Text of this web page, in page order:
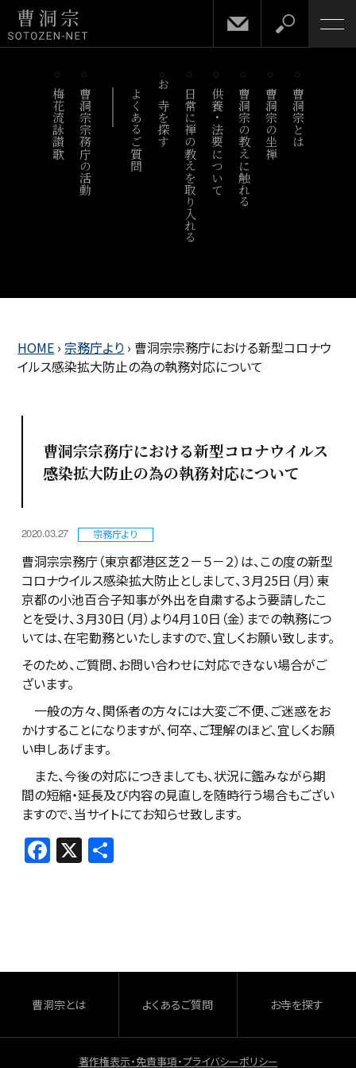
梅花流詠讃歌 曹洞宗宗務庁の活動 よくあるご質問 お寺を探す 日常に禅の教えを取り入れる供養・法要について曹洞宗の教えに触れる 曹洞宗の坐禅 曹洞宗とは
HOME › 宗務庁より › 曹洞宗宗務庁における新型コロナウ
イルス感染拡大防止の為の執務対応について
曹洞宗宗務庁における新型コロナウイルス
感染拡大防止の為の執務対応について
2020.03.27 宗務庁より
曹洞宗宗務庁（東京都港区芝２－５－２）は、この度の新型
コロナウイルス感染拡大防止としまして、３月25日（月）東
京都の小池百合子知事が外出を自粛するよう要請したこ
とを受け、３月30日（月）より4月１0日（金）までの執務につ
いては、在宅勤務といたしますので、宜しくお願い致します。
そのため、ご質問、お問い合わせに対応できない場合がご
ざいます。
一般の方々、関係者の方々には大変ご不便、ご迷惑をお
かけすることになりますが、何卒、ご理解のほど、宜しくお願
い申しあげます。
また、今後の対応につきましても、状況に鑑みながら期
間の短縮・延長及び内容の見直しを随時行う場合もござい
ますので、当サイトにてお知らせ致します。
F
a
o
o
k
X 共
曹洞宗とは よくあるご質問 お寺を探す
著作権表示・免責事項・プライバシーポリシー